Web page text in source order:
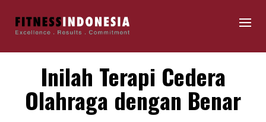
Inilah Terapi Cedera
Olahraga dengan Benar